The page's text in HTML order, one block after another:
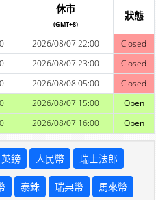
休市
(GMT+8)
狀態
2026/08/07 22:00
Closed
2026/08/07 23:00
Closed
2026/08/08 05:00
Closed
2026/08/07 15:00
Open
2026/08/07 16:00 Open
英鎊 人民幣 瑞士法郎
泰銖 瑞典幣 馬來幣